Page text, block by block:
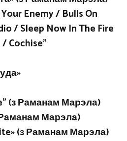
Enemy / Bulls On
/ Sleep Now In The Fire
Cochise”
(з Раманам Марэла)
Марэла)
(з Раманам Марэла)